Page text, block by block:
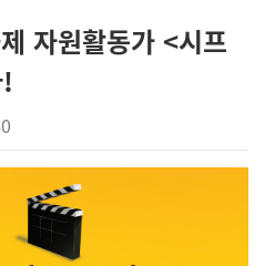
자원활동가 <시프